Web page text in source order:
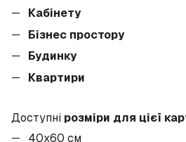
Кабінету
Бізнес простору
Будинку
Квартири
Доступні розміри для цієї
40x60 см